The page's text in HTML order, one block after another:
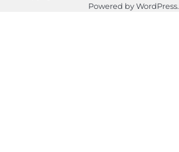
Powered byWordPress.